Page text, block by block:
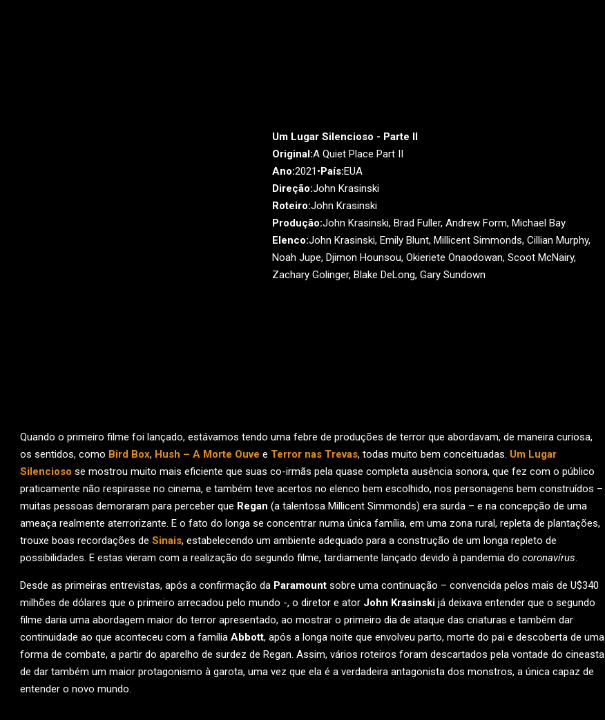
Um Lugar Silencioso - Parte II
Original:A Quiet Place Part II
Ano:2021•País:EUA
Direção:John Krasinski
Roteiro:John Krasinski
Produção:John Krasinski, Brad Fuller, Andrew Form, Michael Bay
Elenco:John Krasinski, Emily Blunt, Millicent Simmonds, Cillian Murphy,
Noah Jupe, Djimon Hounsou, Okieriete Onaodowan, Scoot McNairy,
Zachary Golinger, Blake DeLong, Gary Sundown
Quando o primeiro filme foi lançado, estávamos tendo uma febre de produções de terror que abordavam, de maneira curiosa,
os sentidos, como Bird Box, Hush – A Morte Ouve e Terror nas Trevas, todas muito bem conceituadas. Um Lugar
Silencioso se mostrou muito mais eficiente que suas co-irmãs pela quase completa ausência sonora, que fez com o público
praticamente não respirasse no cinema, e também teve acertos no elenco bem escolhido, nos personagens bem construídos –
muitas pessoas demoraram para perceber que Regan (a talentosa Millicent Simmonds) era surda – e na concepção de uma
ameaça realmente aterrorizante. E o fato do longa se concentrar numa única família, em uma zona rural, repleta de plantações,
trouxe boas recordações de Sinais, estabelecendo um ambiente adequado para a construção de um longa repleto de
possibilidades. E estas vieram com a realização do segundo filme, tardiamente lançado devido à pandemia do coronavírus.
Desde as primeiras entrevistas, após a confirmação da Paramount sobre uma continuação – convencida pelos mais de U$340
milhões de dólares que o primeiro arrecadou pelo mundo -, o diretor e ator John Krasinski já deixava entender que o segundo
filme daria uma abordagem maior do terror apresentado, ao mostrar o primeiro dia de ataque das criaturas e também dar
continuidade ao que aconteceu com a família Abbott, após a longa noite que envolveu parto, morte do pai e descoberta de uma
forma de combate, a partir do aparelho de surdez de Regan. Assim, vários roteiros foram descartados pela vontade do cineasta
de dar também um maior protagonismo à garota, uma vez que ela é a verdadeira antagonista dos monstros, a única capaz de
entender o novo mundo.